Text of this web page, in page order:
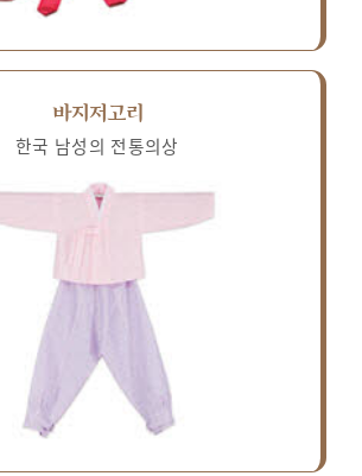
바지저고리
한국 남성의 전통의상